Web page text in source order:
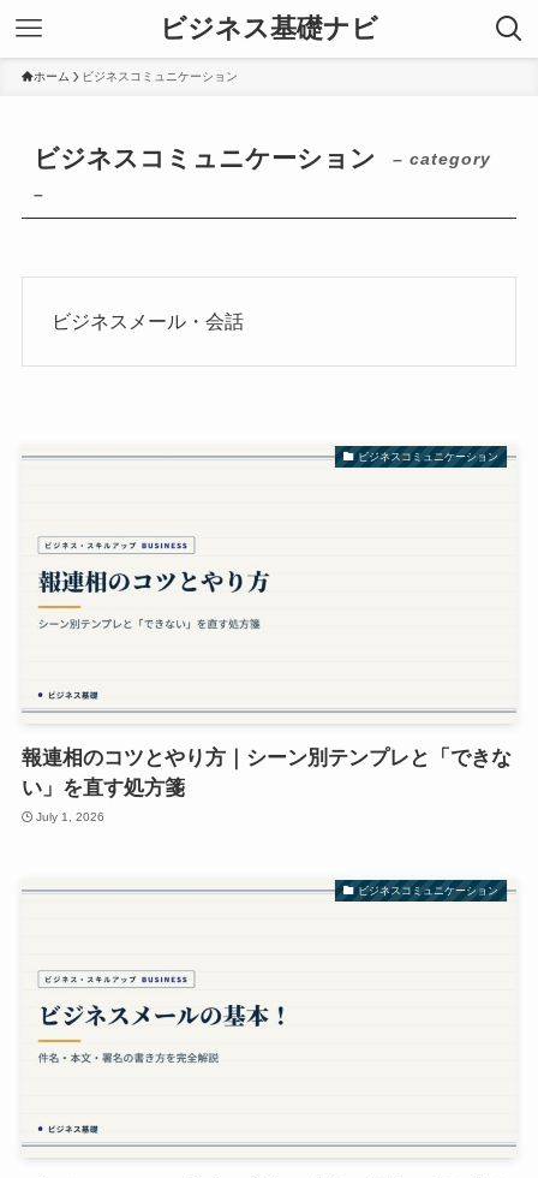
ビジネス基礎ナビ
ホーム ビジネスコミュニケーション
ビジネスコミュニケーション
– category
–
ビジネスメール・会話
ビジネスコミュニケーション
報連相のコツとやり方｜シーン別テンプレと「できな
い」を直す処方箋
July 1, 2026
ビジネスコミュニケーション